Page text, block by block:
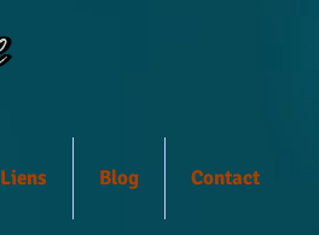
Liens Blog Contact